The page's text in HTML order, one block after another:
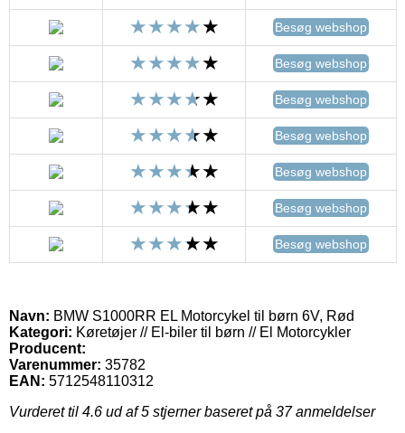
Besøg webshop
Besøg webshop
Besøg webshop
Besøg webshop
Besøg webshop
Besøg webshop
Besøg webshop
Navn: BMW S1000RR EL Motorcykel til børn 6V, Rød
Kategori: Køretøjer // El-biler til børn // El Motorcykler
Producent:
Varenummer: 35782
EAN: 5712548110312
Vurderet til 4.6 ud af 5 stjerner baseret på 37anmeldelser